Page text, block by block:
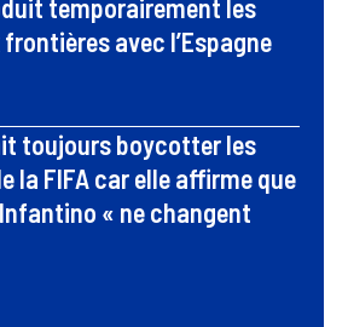
temporairement les
avec l’Espagne
toujours boycotter les
la FIFA car elle affirme que
« ne changent